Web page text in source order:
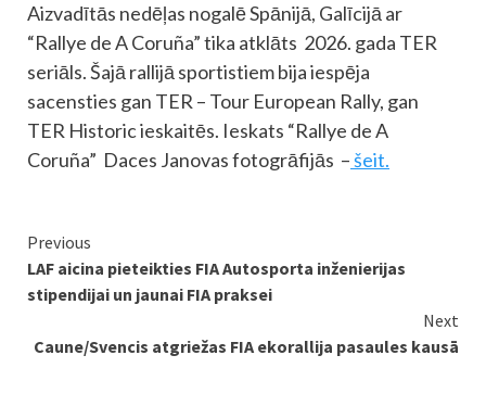
Aizvadītās nedēļas nogalē Spānijā, Galīcijā ar
“Rallye de A Coruña” tika atklāts 2026. gada TER
seriāls. Šajā rallijā sportistiem bija iespēja
sacensties gan TER – Tour European Rally, gan
TER Historic ieskaitēs. Ieskats “Rallye de A
Coruña” Daces Janovas fotogrāfijās –šeit.
Continue
Reading
Previous
LAF aicina pieteikties FIA Autosporta inženierijas
stipendijai un jaunai FIA praksei
Next
Caune/Svencis atgriežas FIA ekorallija pasaules kausā